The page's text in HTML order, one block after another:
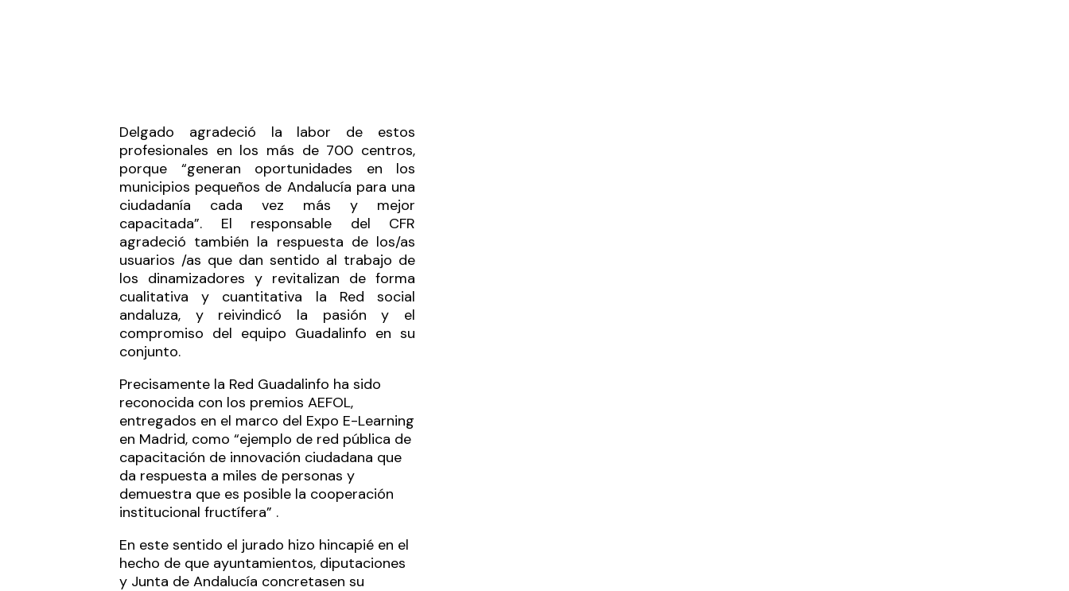
Delgado agradeció la labor de estos
profesionales en los más de 700 centros,
porque “generan oportunidades en los
municipios pequeños de Andalucía para una
ciudadanía cada vez más y mejor
capacitada”. El responsable del CFR
agradeció también la respuesta de los/as
usuarios /as que dan sentido al trabajo de
los dinamizadores y revitalizan de forma
cualitativa y cuantitativa la Red social
andaluza, y reivindicó la pasión y el
compromiso del equipo Guadalinfo en su
conjunto.
Precisamente la Red Guadalinfo ha sido
reconocida con los premios AEFOL,
entregados en el marco del Expo E-Learning
en Madrid, como “ejemplo de red pública de
capacitación de innovación ciudadana que
da respuesta a miles de personas y
demuestra que es posible la cooperación
institucional fructífera” .
En este sentido el jurado hizo hincapié en el
hecho de que ayuntamientos, diputaciones
y Junta de Andalucía concretasen su